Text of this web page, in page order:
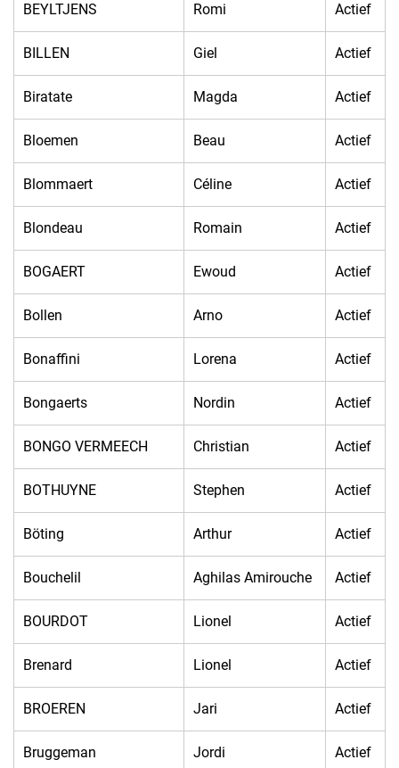
BEYLTJENS Romi Actief
BILLEN Giel Actief
Biratate Magda Actief
Bloemen Beau Actief
Blommaert Céline Actief
Blondeau Romain Actief
BOGAERT Ewoud Actief
Bollen Arno Actief
Bonaffini Lorena Actief
Bongaerts Nordin Actief
BONGO VERMEECH Christian Actief
BOTHUYNE Stephen Actief
Böting Arthur Actief
Bouchelil Aghilas Amirouche Actief
BOURDOT Lionel Actief
Brenard Lionel Actief
BROEREN Jari Actief
Bruggeman Jordi Actief